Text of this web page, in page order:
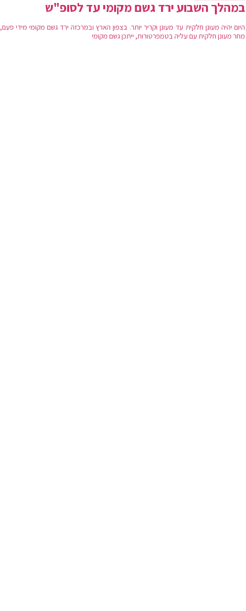
במהלך השבוע ירד גשם מקומי עד לסופ"ש
היום יהיה מעונן חלקית עד מעונן וקריר יותר. בצפון הארץ ובמרכזה ירד גשם מקומי מידי פעם,
מחר מעונן חלקית עם עליה בטמפרטורות, ייתכן גשם מקומי